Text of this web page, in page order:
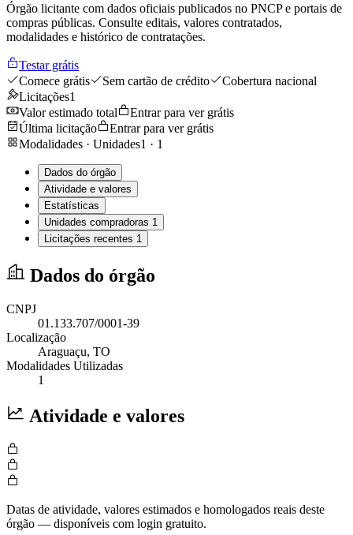
Órgão licitante com dados oficiais publicados no PNCP e portais de
compras públicas. Consulte editais, valores contratados,
modalidades e histórico de contratações.
Testar grátis
Comece grátis
Sem cartão de crédito
Cobertura nacional
Licitações1
Valor estimado total
Entrar para ver grátis
Última licitação
Entrar para ver grátis
Modalidades · Unidades1 · 1
Dados do órgão
Atividade e valores
Estatísticas
Unidades compradoras 1
Licitações recentes 1
Dados do órgão
CNPJ
01.133.707/0001-39
Localização
Araguaçu, TO
Modalidades Utilizadas
1
Atividade e valores
Datas de atividade, valores estimados e homologados reais deste
órgão — disponíveis com login gratuito.